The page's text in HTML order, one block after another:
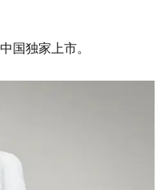
国独家上市。